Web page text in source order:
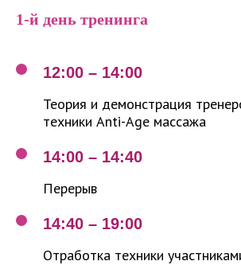
1-й день тренинга
12:00 – 14:00
Теория и демонстрация
техники Anti-Age массажа
14:00 – 14:40
Перерыв
14:40 – 19:00
Отработка техники